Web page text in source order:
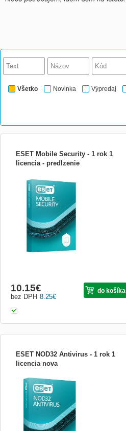
Všetko Novinka Výpredaj
ESET Mobile Security - 1 rok 1
licencia - predlzenie
ESET Mobile Security ESET Mobile
Security pre Windows Mobile a Symbian
poskytuje ochranu proti škodlivým
programom a nevyžiadaným SMS aj MMS
správam. Navyše ponúka používateľom
tieto hlavné výhody: * Ochrana proti
krádeži (Anti-Theft) - ak dôjde k
8.25€
bez DPH
10.15€ do košíka
ESET NOD32 Antivirus - 1 rok 1
licencia nova
Produkt &quot;ESET NOD32
Antivirus&quot; je základným
bezpečnostným riešením, ktoré poskytuje
ochranu pre jedno zariadenie. Tento balík
je navrhnutý tak, aby poskytoval
spoľahlivú ochranu pred škodlivým
softvérom a online hrozbami. Produkt
zahŕňa nasledovné funkcie